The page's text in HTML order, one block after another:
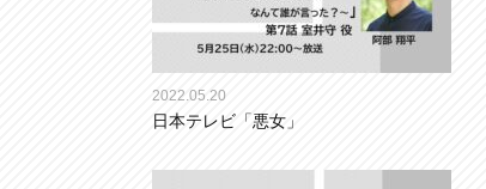
2022.05.20
日本テレビ「悪女」